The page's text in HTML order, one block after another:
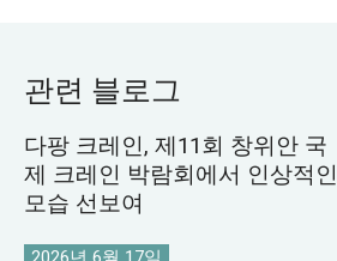
관련 블로그
다팡 크레인, 제11회 창위안 국
제 크레인 박람회에서 인상적인
모습 선보여